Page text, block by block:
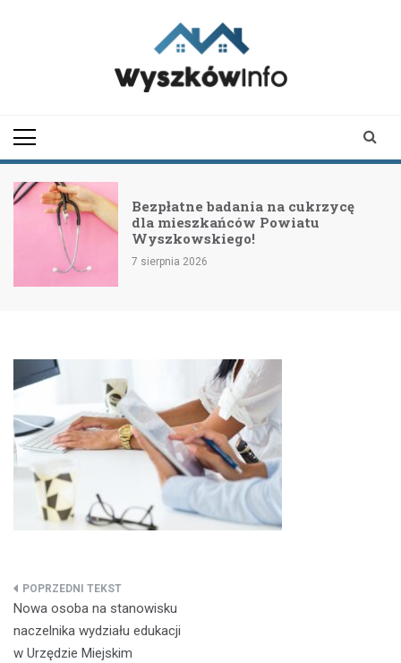
Bezpłatne badania na cukrzycę
dla mieszkańców Powiatu
Wyszkowskiego!
7 sierpnia 2026
Nawigacja
wpisu
Nowa osoba na stanowisku
naczelnika wydziału edukacji
w Urzędzie Miejskim